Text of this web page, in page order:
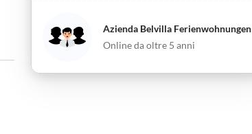
Azienda Belvilla Ferienwohnungen
Online da oltre 5 anni